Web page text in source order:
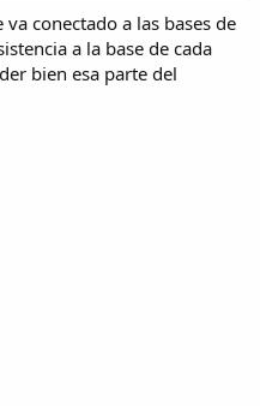
conectado a las bases de
a la base de cada
bien esa parte del